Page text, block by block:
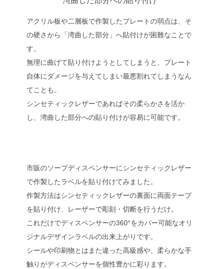
アクリル板や二層板で作製したプレートの弱点は、そ
の硬さから「湾曲した部分」へ貼付けが困難なことで
す。
無理に曲げて貼り付けようとしてしまうと、プレート
自体にダメージを与えてしまい最悪割れてしまうなん
てことも。
シンセティックレザーであればその柔らかさを活か
し、湾曲した部分への貼り付けが容易に可能です。
市販のソープディスペンサーにシンセティックレザー
で作製したラベルを貼り付けてみました。
作製方法はシンセティックレザーの裏面に両面テープ
を貼り付け、レーザーで彫刻・切断を行うだけ。
これだけでディスペンサーの360°をカバー可能なオリ
ジナルデザインラベルの出来上がりです。
シールや印刷物とはまた違った高級感や、柔らかな手
触りがディスペンサーを個性豊かに彩ります。